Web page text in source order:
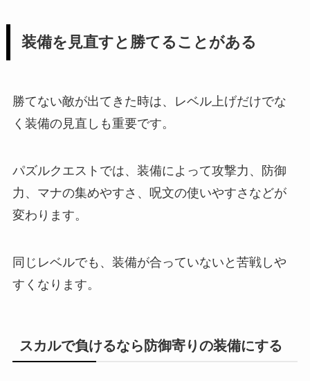
装備を見直すと勝てることがある
勝てない敵が出てきた時は、レベル上げだけでな
く装備の見直しも重要です。
パズルクエストでは、装備によって攻撃力、防御
力、マナの集めやすさ、呪文の使いやすさなどが
変わります。
同じレベルでも、装備が合っていないと苦戦しや
すくなります。
スカルで負けるなら防御寄りの装備にする